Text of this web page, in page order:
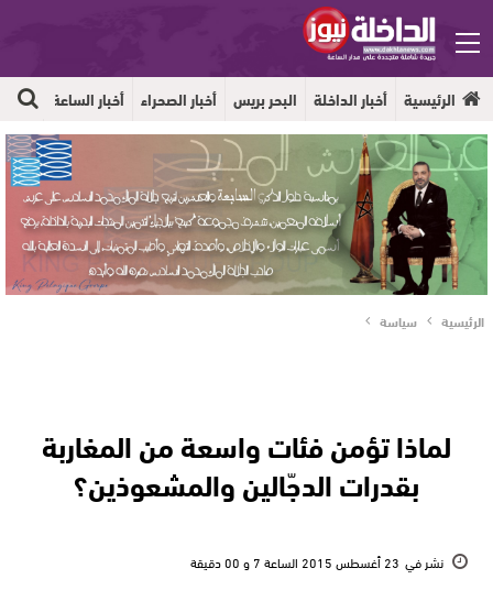
الرئيسية أخبار الداخلة البحر بريس أخبار الصحراء أخبار الساعة
الرئيسية سياسة
لماذا تؤمن فئات واسعة من المغاربة
بقدرات الدجّالين والمشعوذين؟
نشر في 23 أغسطس 2015 الساعة 7 و 00 دقيقة